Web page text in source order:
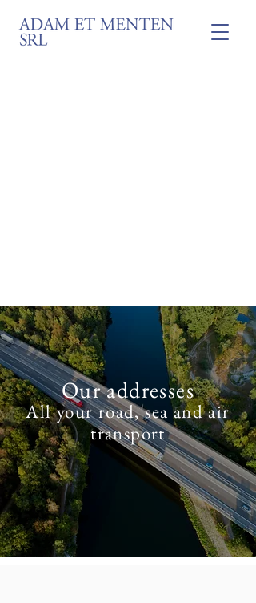
Our addresses
All your road, sea and air
transport